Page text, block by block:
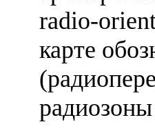
radio-
карте